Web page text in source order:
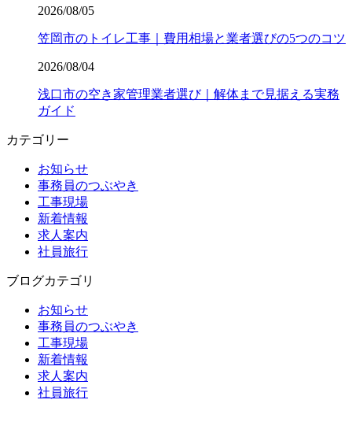
2026/08/05
笠岡市のトイレ工事｜費用相場と業者選びの5つのコツ
2026/08/04
浅口市の空き家管理業者選び｜解体まで見据える実務
ガイド
カテゴリー
お知らせ
事務員のつぶやき
工事現場
新着情報
求人案内
社員旅行
ブログカテゴリ
お知らせ
事務員のつぶやき
工事現場
新着情報
求人案内
社員旅行